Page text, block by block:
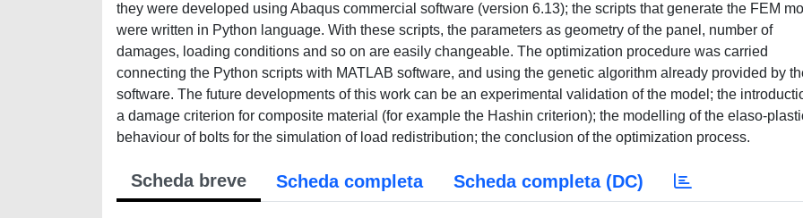
they were developed using Abaqus commercial software (version 6.13); the scripts that generate the FEM
were written in Python language. With these scripts, the parameters as geometry of the panel, number of
damages, loading conditions and so on are easily changeable. The optimization procedure was carried
connecting the Python scripts with MATLAB software, and using the genetic algorithm already provided by
software. The future developments of this work can be an experimental validation of the model; the
a damage criterion for composite material (for example the Hashin criterion); the modelling of the elaso-
behaviour of bolts for the simulation of load redistribution; the conclusion of the optimization process.
Scheda breve Scheda completa Scheda completa (DC)